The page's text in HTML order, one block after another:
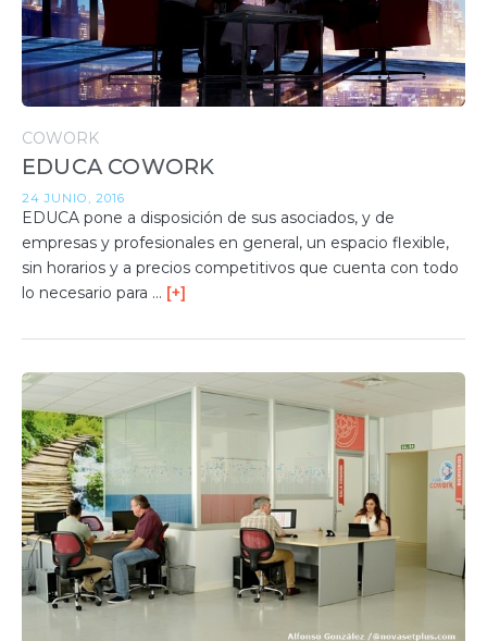
COWORK
EDUCA COWORK
24 JUNIO, 2016
EDUCA pone a disposición de sus asociados, y de
empresas y profesionales en general, un espacio flexible,
sin horarios y a precios competitivos que cuenta con todo
lo necesario para … [+]